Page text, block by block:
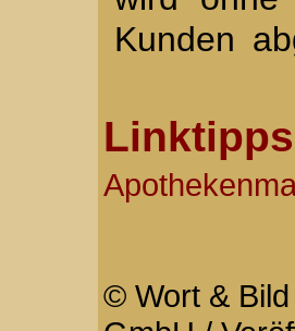
Kunden
Linktipps
© Wort &